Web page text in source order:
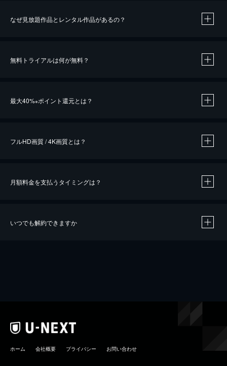
なぜ見放題作品とレンタル作品があるの？
無料トライアルは何が無料？
最大40%※ポイント還元とは？
※40％ポイント還元の対象は、クレジットカード決済による作品の購入 / レンタルです。
フルHD画質 / 4K画質とは？
月額料金を支払うタイミングは？
いつでも解約できますか
ホーム 会社概要 プライバシー お問い合わせ